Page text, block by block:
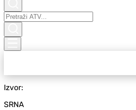
Izvor:
SRNA